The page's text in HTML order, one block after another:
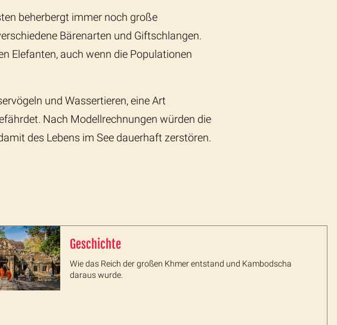
beherbergt immer noch große
Bärenarten und Giftschlangen.
Elefanten, auch wenn die Populationen
und Wassertieren, eine Art
Nach Modellrechnungen würden die
des Lebens im See dauerhaft zerstören.
Geschichte
Wie das Reich der großen Khmer entstand und Kambodscha
daraus wurde.